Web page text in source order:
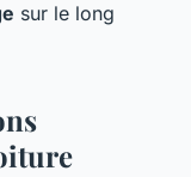
sur le long